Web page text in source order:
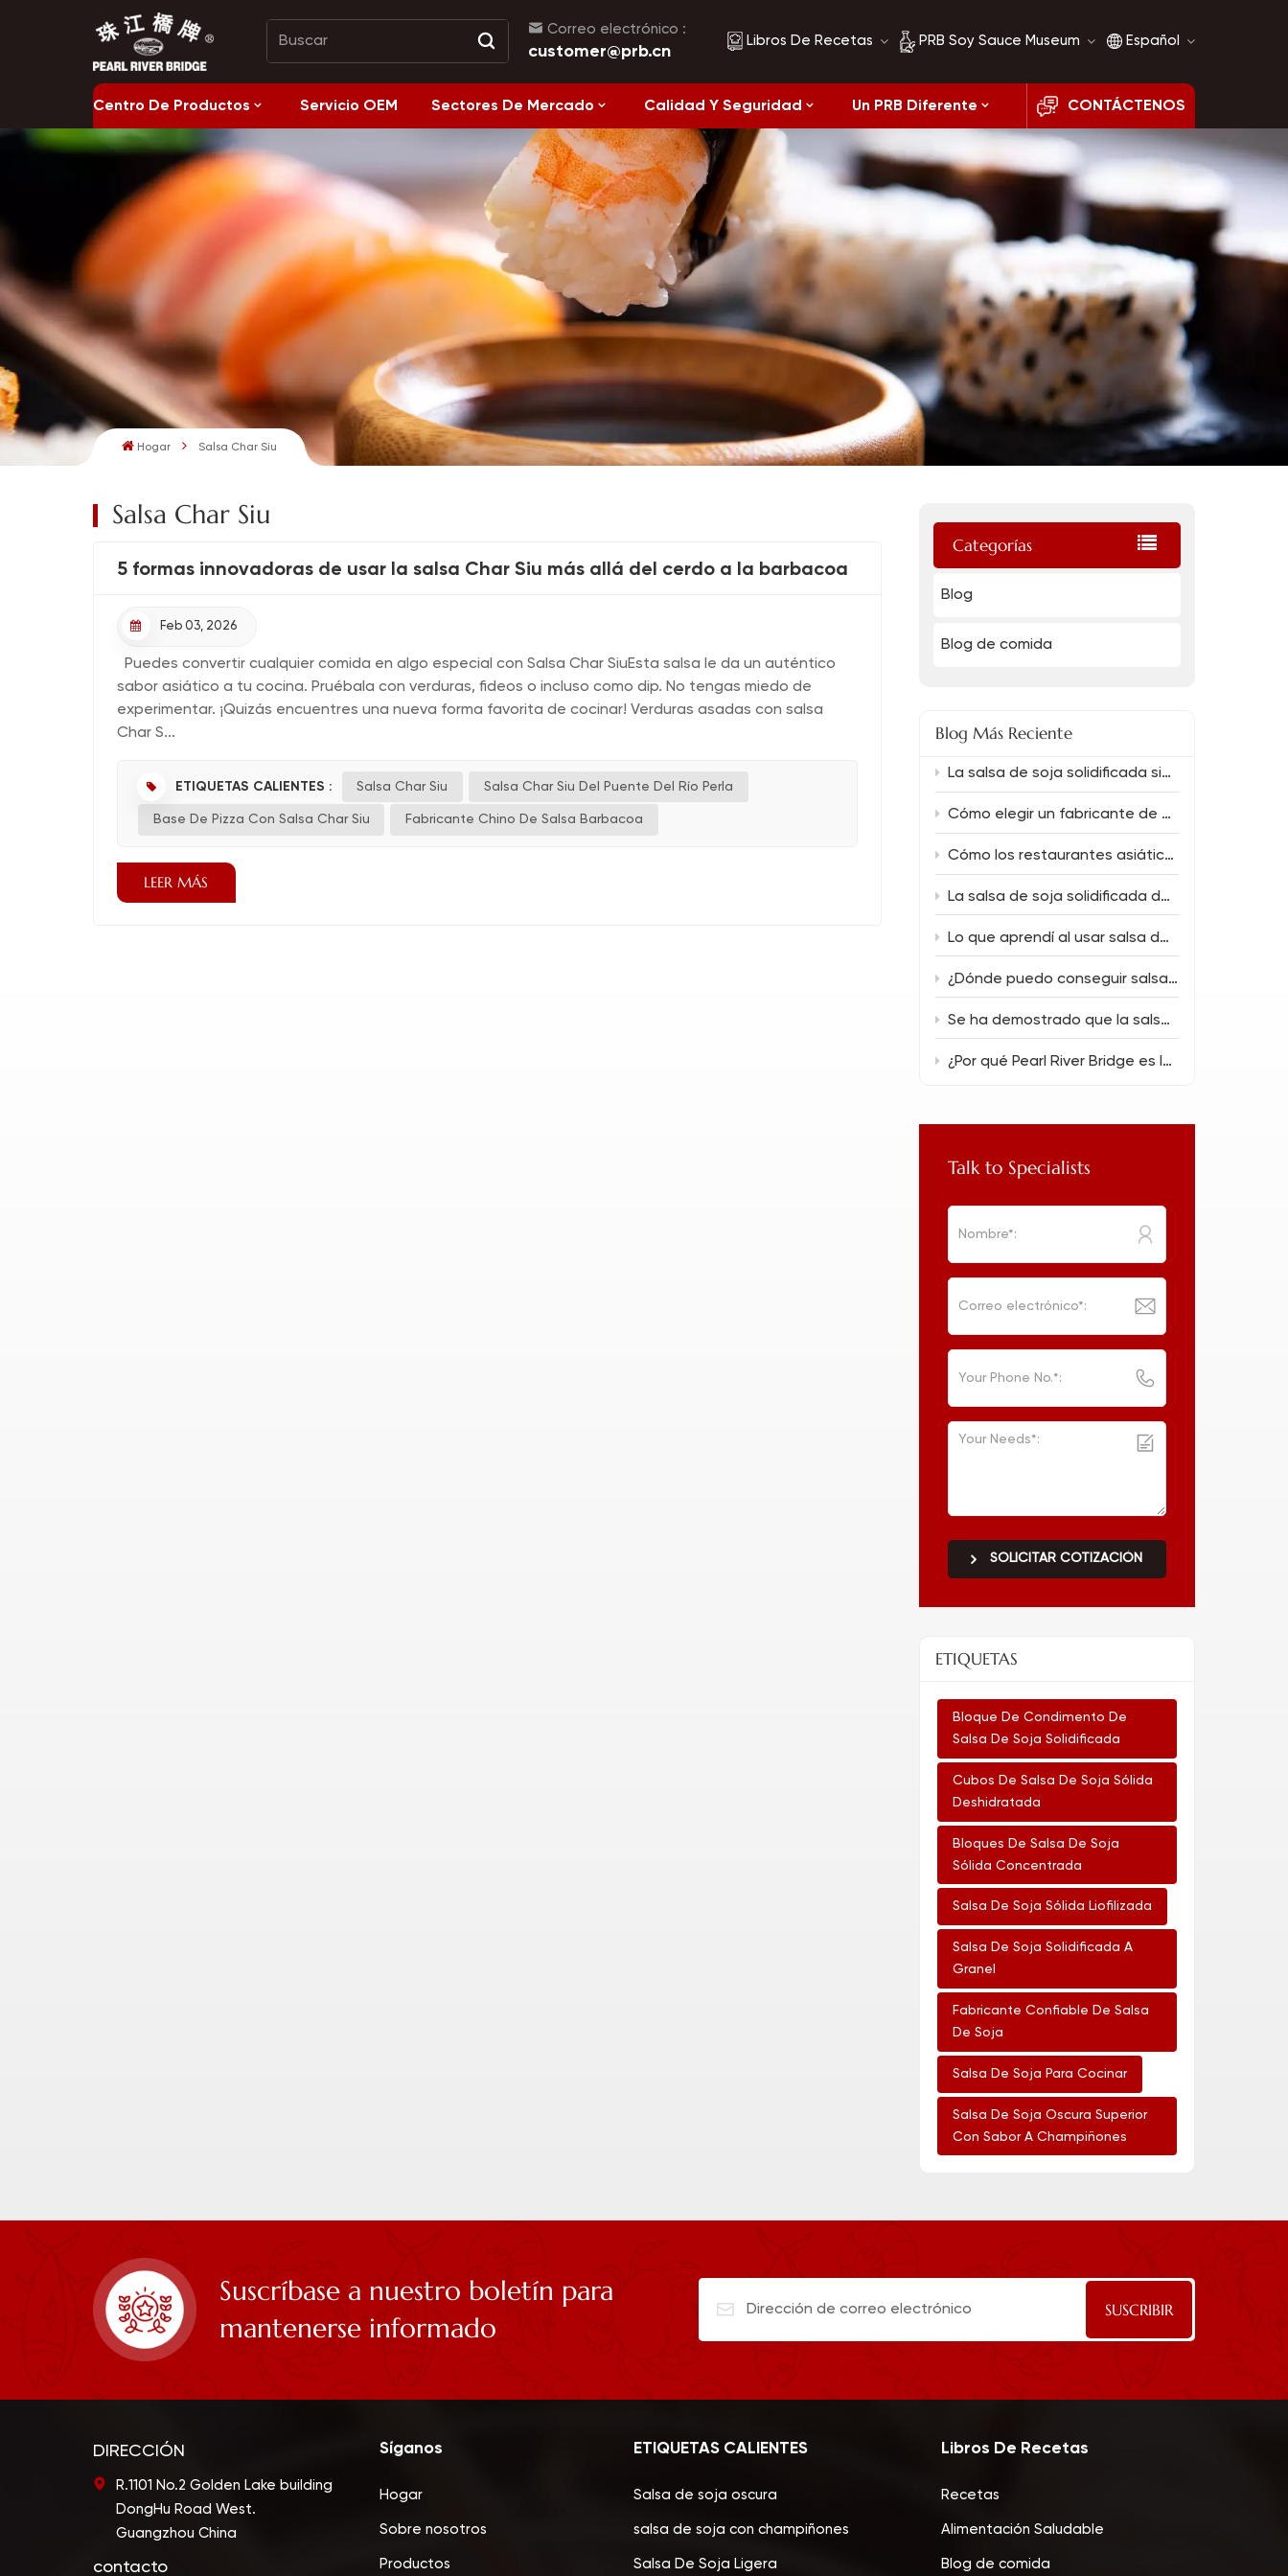
Correo electrónico :
customer@prb.cn Libros De Recetas
Recetas
Alimentación
Saludable
PRB Soy Sauce Museum
Historia de la salsa de
soja
Comparación de salsa
de soja
Español
English
français
العربية
Centro De Productos Servicio OEM Sectores De Mercado Calidad Y Seguridad Un PRB Diferente CONTÁCTENOS
Hogar Salsa Char Siu
Categorías
Blog
Blog de comida
Blog Más Reciente
La salsa de soja solidificada siempre ofrece un sabor intenso.
Cómo elegir un fabricante de salsa de soja confiable
Cómo los restaurantes asiáticos pueden reducir los costos de los alimentos sin sacrificar el sabor.
La salsa de soja solidificada desata una magia de sabor única.
Lo que aprendí al usar salsa de soja baja en sal (150 ml) en la cocina diaria.
¿Dónde puedo conseguir salsa de soja a granel para un nuevo restaurante?
Se ha demostrado que la salsa de soja oscura soluciona los errores culinarios más comunes.
¿Por qué Pearl River Bridge es la mejor opción para cocinas asiáticas profesionales?
Talk to Specialists
SOLICITAR COTIZACIÓN
ETIQUETAS
Bloque De Condimento De
Salsa De Soja Solidificada
Cubos De Salsa De Soja Sólida
Deshidratada
Bloques De Salsa De Soja
Sólida Concentrada
Salsa De Soja Sólida Liofilizada
Salsa De Soja Solidificada A
Granel
Fabricante Confiable De Salsa
De Soja
Salsa De Soja Para Cocinar
Salsa De Soja Oscura Superior
Con Sabor A Champiñones
Salsa Char Siu
5 formas innovadoras de usar la salsa Char Siu más allá del cerdo a la barbacoa
Feb 03, 2026
Puedes convertir cualquier comida en algo especial con Salsa Char SiuEsta salsa le da un auténtico
sabor asiático a tu cocina. Pruébala con verduras, fideos o incluso como dip. No tengas miedo de
experimentar. ¡Quizás encuentres una nueva forma favorita de cocinar! Verduras asadas con salsa
Char S...
ETIQUETAS CALIENTES : Salsa Char Siu Salsa Char Siu Del Puente Del Río Perla
Base De Pizza Con Salsa Char Siu Fabricante Chino De Salsa Barbacoa
LEER MÁS
Suscríbase a nuestro boletín para
mantenerse informado
DIRECCIÓN
R.1101 No.2 Golden Lake building
DongHu Road West.
Guangzhou China
contacto
Síganos
Hogar
Sobre nosotros
Productos
ETIQUETAS CALIENTES
Salsa de soja oscura
salsa de soja con champiñones
Salsa De Soja Ligera
Libros De Recetas
Recetas
Alimentación Saludable
Blog de comida